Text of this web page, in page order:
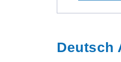
Deutsch